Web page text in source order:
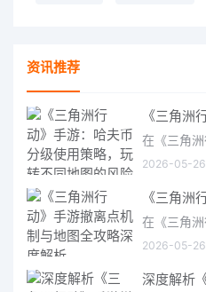
资讯推荐
2026-05-26
2026-05-26